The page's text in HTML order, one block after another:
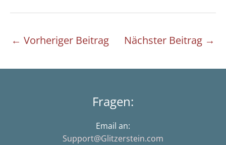
← Vorheriger Beitrag Nächster Beitrag →
Fragen:
Email an:
Support@Glitzerstein.com